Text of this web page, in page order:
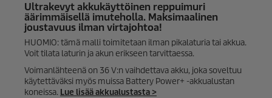
Ultrakevyt akkukäyttöinen reppuimuri
äärimmäisellä imuteholla. Maksimaalinen
joustavuus ilman virtajohtoa!
HUOMIO: tämä malli toimitetaan ilman pikalaturia tai akkua.
Voit tilata laturin ja akun erikseen tarvittaessa.
Voimanlähteenä on 36 V:n vaihdettava akku, joka soveltuu
käytettäväksi myös muissa Battery Power+ -akkualustan
koneissa. Lue lisää akkualustasta >